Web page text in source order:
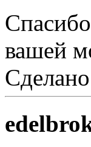
вашей